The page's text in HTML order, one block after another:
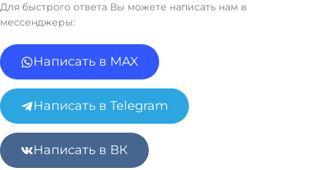
Для быстрого ответа Вы можете написать нам в
мессенджеры:
Написать в MAX
Написать в Telegram
Написать в ВК